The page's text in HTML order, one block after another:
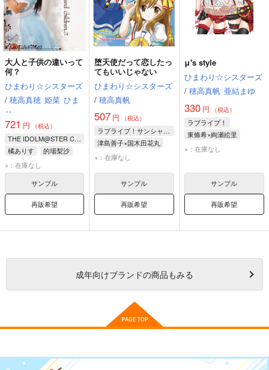
大人と子供の違いって
何？
ひまわり☆シスターズ
/ 穂高真穂 姫菜 ひま
り
721 円 （税込）
THE IDOLM@STER CINDERELLA GIRLS
橘ありす
的場梨沙
×：在庫なし
サンプル
再販希望
堕天使だって恋したっ
てもいいじゃない
ひまわり☆シスターズ
/ 穂高真帆
507 円 （税込）
ラブライブ！サンシャイン!!
津島善子×国木田花丸
津島善子
×：在庫なし
サンプル
再販希望
μ's style
ひまわり☆シスターズ
/ 穂高真帆 亜結まゆ
330円 （税込）
ラブライブ！
東條希×絢瀬絵里
南ことり
×：在庫なし
サンプル
再販希望
成年向けブランドの商品もみる